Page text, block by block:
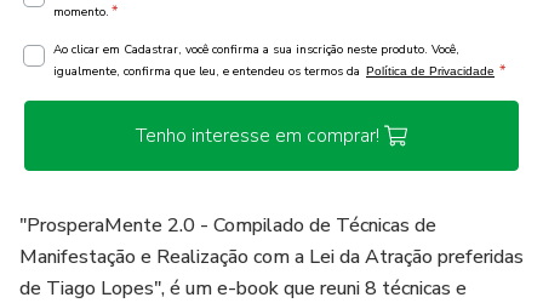
momento. *
Ao clicar em Cadastrar, você confirma a sua inscrição neste produto. Você,
igualmente, confirma que leu, e entendeu os termos da Política de Privacidade *
Tenho interesse em comprar!
"ProsperaMente 2.0 - Compilado de Técnicas de
Manifestação e Realização com a Lei da Atração preferidas
de Tiago Lopes", é um e-book que reuni 8 técnicas e